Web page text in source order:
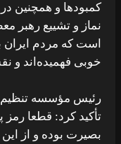
کمبودها و همچنین
نماز و تشییع رهبر
است که مردم ایران
خوبی فهمیده‌اند و
رئیس مؤسسه تنظیم
تأکید کرد: قطعا رمز
بصیرت بوده و از این